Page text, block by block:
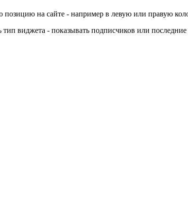
на сайте - например в левую или правую
виджета - показывать подписчиков или последние